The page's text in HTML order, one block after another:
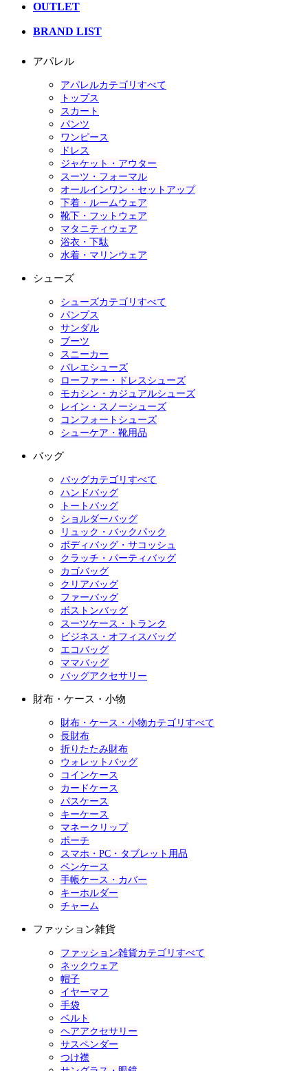
OUTLET
BRAND LIST
アパレル
アパレルカテゴリすべて
トップス
スカート
パンツ
ワンピース
ドレス
ジャケット・アウター
スーツ・フォーマル
オールインワン・セットアップ
下着・ルームウェア
靴下・フットウェア
マタニティウェア
浴衣・下駄
水着・マリンウェア
シューズ
シューズカテゴリすべて
パンプス
サンダル
ブーツ
スニーカー
バレエシューズ
ローファー・ドレスシューズ
モカシン・カジュアルシューズ
レイン・スノーシューズ
コンフォートシューズ
シューケア・靴用品
バッグ
バッグカテゴリすべて
ハンドバッグ
トートバッグ
ショルダーバッグ
リュック・バックパック
ボディバッグ・サコッシュ
クラッチ・パーティバッグ
カゴバッグ
クリアバッグ
ファーバッグ
ボストンバッグ
スーツケース・トランク
ビジネス・オフィスバッグ
エコバッグ
ママバッグ
バッグアクセサリー
財布・ケース・小物
財布・ケース・小物カテゴリすべて
長財布
折りたたみ財布
ウォレットバッグ
コインケース
カードケース
パスケース
キーケース
マネークリップ
ポーチ
スマホ・PC・タブレット用品
ペンケース
手帳ケース・カバー
キーホルダー
チャーム
ファッション雑貨
ファッション雑貨カテゴリすべて
ネックウェア
帽子
イヤーマフ
手袋
ベルト
ヘアアクセサリー
サスペンダー
つけ襟